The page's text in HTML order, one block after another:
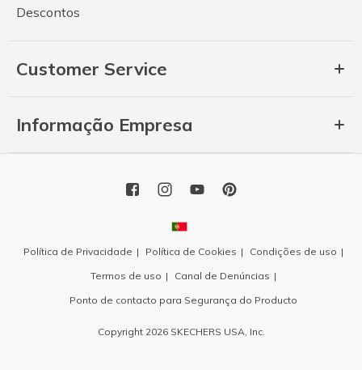
Descontos
Customer Service
Informação Empresa
Política de Privacidade Política de Cookies
Condições de uso
Termos de uso
Canal de Denúncias
Ponto de contacto para Segurança do Producto
Copyright 2026 SKECHERS USA, Inc.